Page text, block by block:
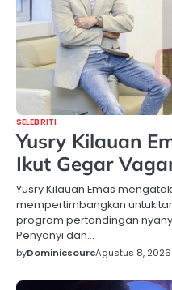
SELEBRITI
Yusry Kilauan
Ikut Gegar
Yusry Kilauan Emas
mempertimbangkan untuk
program pertandingan
Penyanyi dan…
byDominicsourcAgustus 8, 2026